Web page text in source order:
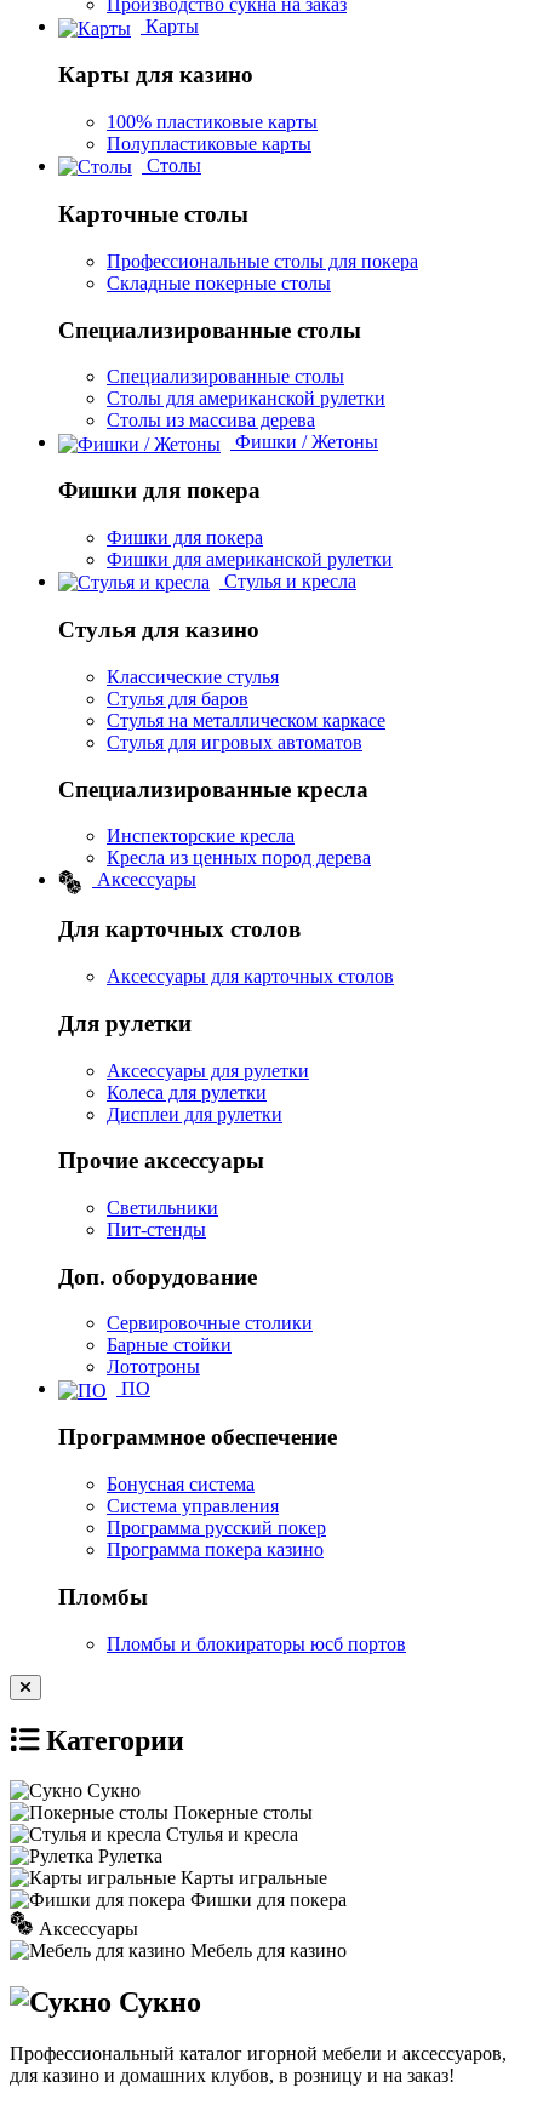
Производство сукна на заказ
Карты
Карты для казино
100% пластиковые карты
Полупластиковые карты
Столы
Карточные столы
Профессиональные столы для покера
Складные покерные столы
Специализированные столы
Специализированные столы
Столы для американской рулетки
Столы из массива дерева
Фишки / Жетоны
Фишки для покера
Фишки для покера
Фишки для американской рулетки
Стулья и кресла
Стулья для казино
Классические стулья
Стулья для баров
Стулья на металлическом каркасе
Стулья для игровых автоматов
Специализированные кресла
Инспекторские кресла
Кресла из ценных пород дерева
Аксессуары
Для карточных столов
Аксессуары для карточных столов
Для рулетки
Аксессуары для рулетки
Колеса для рулетки
Дисплеи для рулетки
Прочие аксессуары
Светильники
Пит-стенды
Доп. оборудование
Сервировочные столики
Барные стойки
Лототроны
ПО
Программное обеспечение
Бонусная система
Система управления
Программа русский покер
Программа покера казино
Пломбы
Пломбы и блокираторы юсб портов
Категории
Сукно
Покерные столы
Стулья и кресла
Рулетка
Карты игральные
Фишки для покера
Аксессуары
Мебель для казино
Сукно
Профессиональный каталог игорной мебели и аксессуаров,
для казино и домашних клубов, в розницу и на заказ!